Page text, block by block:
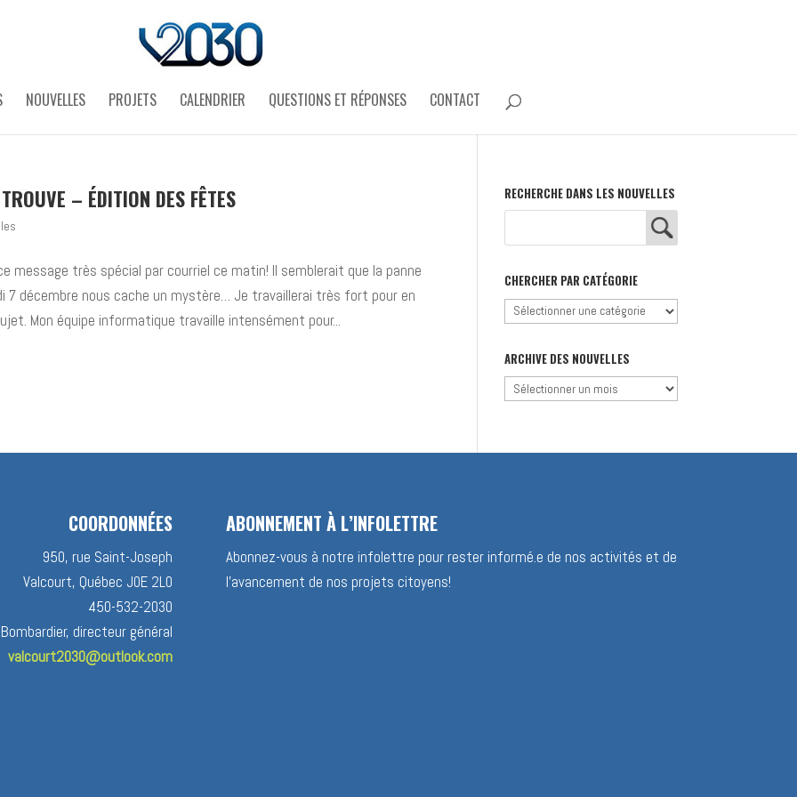
NOUVELLES PROJETS CALENDRIER QUESTIONS ET RÉPONSES CONTACT
– ÉDITION DES FÊTES
message très spécial par courriel ce matin! Il semblerait que la panne
7 décembre nous cache un mystère… Je travaillerai très fort pour en
Mon équipe informatique travaille intensément pour...
RECHERCHE DANS LES NOUVELLES
CHERCHER PAR CATÉGORIE
Chercher
catégorie
ARCHIVE DES NOUVELLES
Archive
COORDONNÉES
950, rue Saint-Joseph
Valcourt, Québec J0E 2L0
450-532-2030
directeur général
valcourt2030@outlook.com
ABONNEMENT À L’INFOLETTRE
Abonnez-vous à notre infolettre pour rester informé.e de nos activités et de
l’avancement de nos projets citoyens!